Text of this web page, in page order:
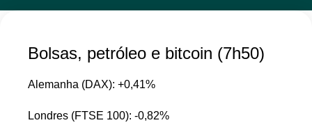
Bolsas, petróleo e bitcoin (7h50)
Alemanha (DAX): +0,41%
Londres (FTSE 100): -0,82%